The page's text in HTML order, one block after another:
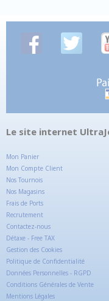
Le site internet
Mon Panier
Mon Compte Client
Nos Tournois
Nos Magasins
Frais de Ports
Recrutement
Contactez-nous
Détaxe - Free TAX
Gestion des Cookies
Politique de Confidentialité
Données Personnelles - RGPD
Conditions Générales de Vente
Mentions Légales